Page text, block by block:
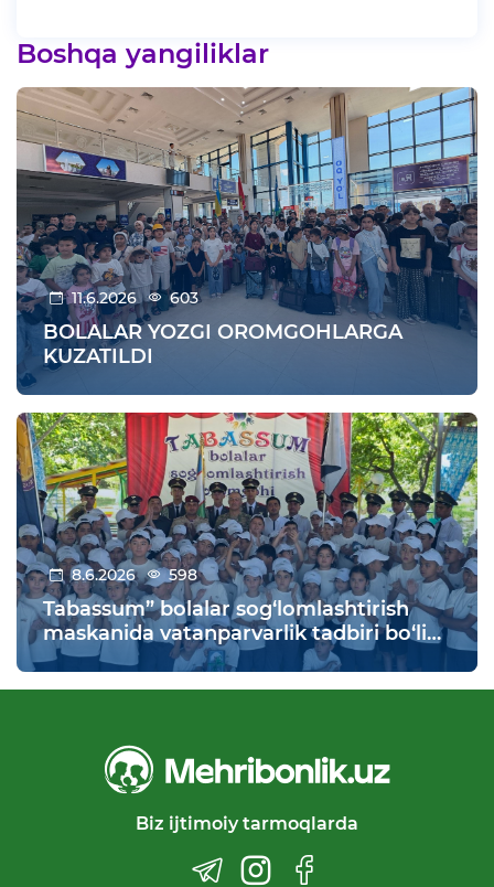
Boshqa yangiliklar
11.6.2026 603
BOLALAR YOZGI OROMGOHLARGA
KUZATILDI
8.6.2026 598
Tabassum” bolalar sog‘lomlashtirish
maskanida vatanparvarlik tadbiri bo‘lib
o‘tdi
Biz ijtimoiy tarmoqlarda